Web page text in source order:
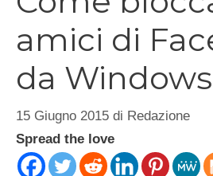
amici di
da
15 Giugno 2015 di Redazione
Spread the love